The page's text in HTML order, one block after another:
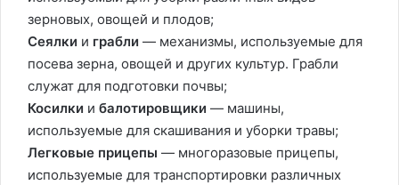
зерновых, овощей и плодов;
Сеялки и грабли — механизмы, используемые для
посева зерна, овощей и других культур. Грабли
служат для подготовки почвы;
Косилки и балотировщики — машины,
используемые для скашивания и уборки травы;
Легковые прицепы — многоразовые прицепы,
используемые для транспортировки различных